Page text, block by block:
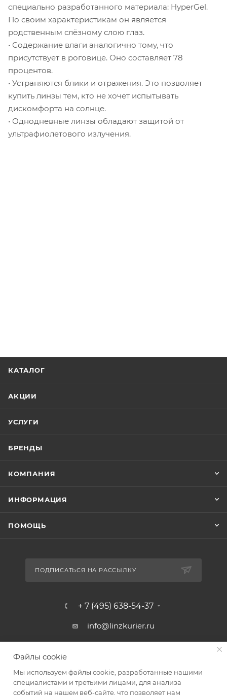
специально разработанного материала: HyperGel.
По своим характеристикам он является
родственным слёзному слою глаз.
• Содержание влаги аналогично тому, что
присутствует в роговице. Оно составляет 78
процентов.
• Устраняются блики и отражения. Это позволяет
купить линзы тем, кто не хочет испытывать
дискомфорта на солнце.
• Однодневные линзы обладают защитой от
ультрафиолетового излучения.
КАТАЛОГ
АКЦИИ
УСЛУГИ
БРЕНДЫ
КОМПАНИЯ
ИНФОРМАЦИЯ
ПОМОЩЬ
ПОДПИСАТЬСЯ НА РАССЫЛКУ
+ 7 (495) 638-54-37
info@linzkurier.ru
Файлы cookie
Мы используем файлы cookie, разработанные нашими
специалистами и третьими лицами, для анализа
событий на нашем веб-сайте, что позволяет нам